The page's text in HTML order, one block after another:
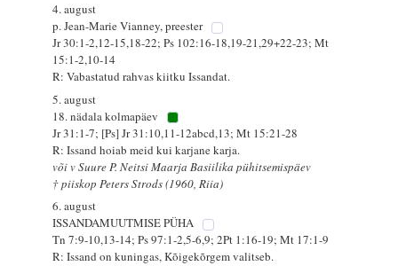
4. august
p. Jean-Marie Vianney, preester
Jr 30:1-2,12-15,18-22; Ps 102:16-18,19-21,29+22-23; Mt
15:1-2,10-14
R: Vabastatud rahvas kiitku Issandat.
5. august
18. nädala kolmapäev
Jr 31:1-7; [Ps] Jr 31:10,11-12abcd,13; Mt 15:21-28
R: Issand hoiab meid kui karjane karja.
või v Suure P. Neitsi Maarja Basiilika pühitsemispäev
† piiskop Peters Strods (1960, Riia)
6. august
ISSANDAMUUTMISE PÜHA
Tn 7:9-10,13-14; Ps 97:1-2,5-6,9; 2Pt 1:16-19; Mt 17:1-9
R: Issand on kuningas, Kõigekõrgem valitseb.